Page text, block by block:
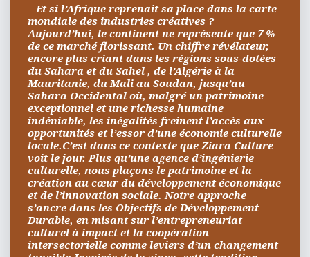
Et si l’Afrique reprenait sa place dans la carte
mondiale des industries créatives ?
Aujourd’hui, le continent ne représente que 7 %
de ce marché florissant. Un chiffre révélateur,
encore plus criant dans les régions sous-dotées
du Sahara et du Sahel , de l’Algérie à la
Mauritanie, du Mali au Soudan, jusqu’au
Sahara Occidental où, malgré un patrimoine
exceptionnel et une richesse humaine
indéniable, les inégalités freinent l’accès aux
opportunités et l’essor d’une économie culturelle
locale.C’est dans ce contexte que Ziara Culture
voit le jour. Plus qu’une agence d’ingénierie
culturelle, nous plaçons le patrimoine et la
création au cœur du développement économique
et de l’innovation sociale. Notre approche
s’ancre dans les Objectifs de Développement
Durable, en misant sur l’entrepreneuriat
culturel à impact et la coopération
intersectorielle comme leviers d’un changement